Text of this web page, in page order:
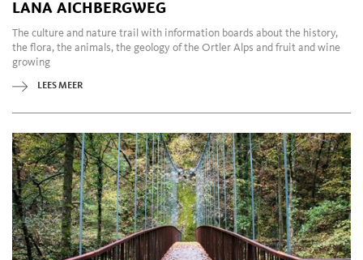
LANA AICHBERGWEG
The culture and nature trail with information boards about the history,
the flora, the animals, the geology of the Ortler Alps and fruit and wine
growing
LEES MEER